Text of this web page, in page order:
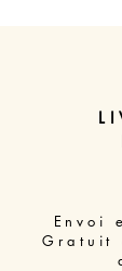
Envoi
Gratuit